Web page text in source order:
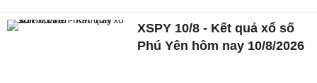
XSPY 10/8 - Kết quả xổ số
Phú Yên hôm nay 10/8/2026